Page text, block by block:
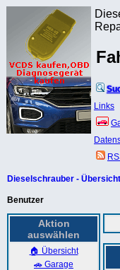
Links
Dieselschrauber - Übersicht
Benutzer
Aktion
auswählen
🏠 Übersicht
🚗 Garage